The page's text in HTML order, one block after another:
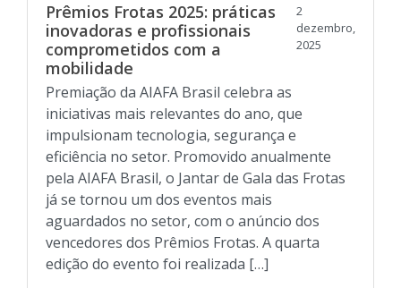
Prêmios Frotas 2025: práticas
inovadoras e profissionais
comprometidos com a
mobilidade
2
dezembro,
2025
Premiação da AIAFA Brasil celebra as
iniciativas mais relevantes do ano, que
impulsionam tecnologia, segurança e
eficiência no setor. Promovido anualmente
pela AIAFA Brasil, o Jantar de Gala das Frotas
já se tornou um dos eventos mais
aguardados no setor, com o anúncio dos
vencedores dos Prêmios Frotas. A quarta
edição do evento foi realizada […]